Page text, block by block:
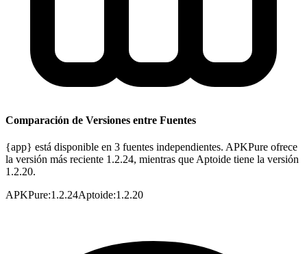
Comparación de Versiones entre Fuentes
{app} está disponible en 3 fuentes independientes. APKPure ofrece
la versión más reciente 1.2.24, mientras que Aptoide tiene la versión
1.2.20.
APKPure:1.2.24Aptoide:1.2.20